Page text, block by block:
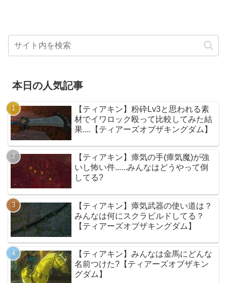
本日の人気記事
【ティアキン】粉砕Lv3と思われる素
材でイワロック殴って比較してみた結
果....【ティアーズオブザキングダム】
【ティアキン】瘴気の手(瘴気魔)が強
いし怖い件......みんなはどうやって倒
してる?
【ティアキン】瘴気武器の使い道は？
みんなは何にスクラビルドしてる？
【ティアーズオブザキングダム】
【ティアキン】みんなは金馬にどんな
名前つけた?【ティアーズオブザキン
グダム】